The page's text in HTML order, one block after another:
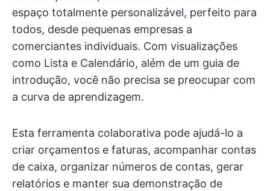
espaço totalmente personalizável, perfeito para
todos, desde pequenas empresas a
comerciantes individuais. Com visualizações
como Lista e Calendário, além de um guia de
introdução, você não precisa se preocupar com
a curva de aprendizagem.
Esta ferramenta colaborativa pode ajudá-lo a
criar orçamentos e faturas, acompanhar contas
de caixa, organizar números de contas, gerar
relatórios e manter sua demonstração de